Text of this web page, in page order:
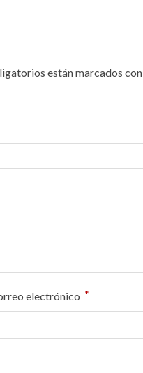
están marcados con
electrónico *